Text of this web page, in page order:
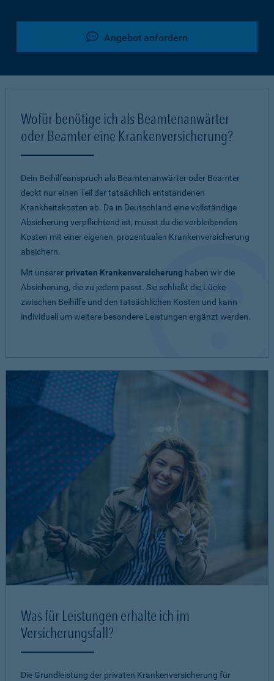
Angebot anfordern
Wofür benötige ich als Beamtenanwärter
oder Beamter eine Krankenversicherung?
Dein Beihilfeanspruch als Beamtenanwärter oder Beamter
deckt nur einen Teil der tatsächlich entstandenen
Krankheitskosten ab. Da in Deutschland eine vollständige
Absicherung verpflichtend ist, musst du die verbleibenden
Kosten mit einer eigenen, prozentualen Krankenversicherung
absichern.
Mit unserer privaten Krankenversicherung haben wir die
Absicherung, die zu jedem passt. Sie schließt die Lücke
zwischen Beihilfe und den tatsächlichen Kosten und kann
individuell um weitere besondere Leistungen ergänzt werden.
Was für Leistungen erhalte ich im
Versicherungsfall?
Die Grundleistung der privaten Krankenversicherung für